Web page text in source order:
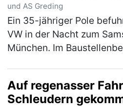
und AS Greding
Ein 35-jähriger Pole
VW in der Nacht zum
München. Im
Auf regenasser
Schleudern